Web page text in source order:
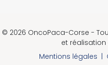
© 2026 OncoPaca-Corse -
et réalisation
Mentions légales |